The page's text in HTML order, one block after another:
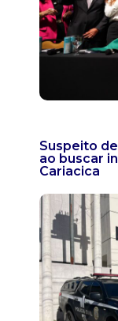
Suspeito
ao buscar
Cariacica